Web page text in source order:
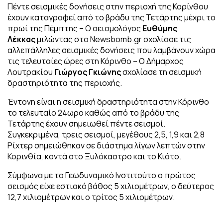
Πέντε σεισμικές δονήσεις στην περιοχή της Κορίνθου
έχουν καταγραφεί από το βράδυ της Τετάρτης μέχρι το
πρωί της Πέμπτης – Ο σεισμολόγος Ευθύμης
Λέκκαςμιλώντας στο Newsbomb.gr σχολίασε τις
αλλεπάλληλες σεισμικές δονήσεις που λαμβάνουν χώρα
τις τελευταίες ώρες στη Κόρινθο – O Δήμαρχος
Λουτρακίου Γιώργος Γκιώνηςσχολίασε τη σεισμική
δραστηριότητα της περιοχής.
Έντονη είναι η σεισμική δραστηριότητα στην Κόρινθο
το τελευταίο 24ωρο καθώς από το βράδυ της
Τετάρτης έχουν σημειωθεί πέντε σεισμοί.
Συγκεκριμένα, τρεις σεισμοί, μεγέθους 2,5, 1,9 και 2,8
Ρίχτερ σημειώθηκαν σε διάστημα λίγων λεπτών στην
Κορινθία, κοντά στο Ξυλόκαστρο και το Κιάτο.
Σύμφωνα με το Γεωδυναμικό Ινστιτούτο ο πρώτος
σεισμός είχε εστιακό βάθος 5 χιλιομέτρων, ο δεύτερος
12,7 χιλιομέτρων και ο τρίτος 5 χιλιομέτρων.